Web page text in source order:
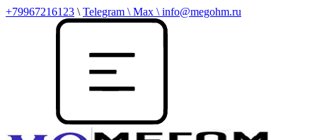
+79967216123 \ Telegram \ Max \ info@megohm.ru